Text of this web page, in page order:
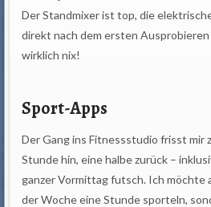
Der Standmixer ist top, die
direkt nach dem ersten
wirklich nix!
Sport-Apps
Der Gang ins Fitnessstudio frisst mir
Stunde hin, eine halbe zurück –
ganzer Vormittag futsch. Ich möchte
der Woche eine Stunde sporteln,